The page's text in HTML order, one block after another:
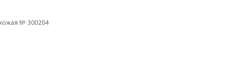
№ 300204